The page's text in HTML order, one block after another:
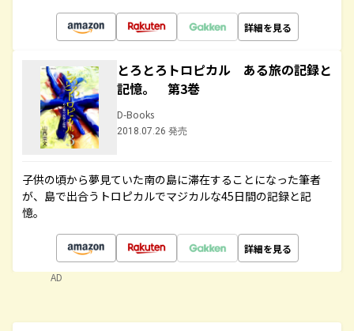
詳細を見る
とろとろトロピカル ある旅の記録と
記憶。 第3巻
D-Books
2018.07.26 発売
子供の頃から夢見ていた南の島に滞在することになった筆者
が、島で出合うトロピカルでマジカルな45日間の記録と記
憶。
詳細を見る
AD